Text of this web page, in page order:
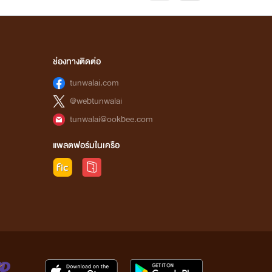
ช่องทางติดต่อ
tunwalai.com
@webtunwalai
tunwalai@ookbee.com
แพลตฟอร์มในเครือ